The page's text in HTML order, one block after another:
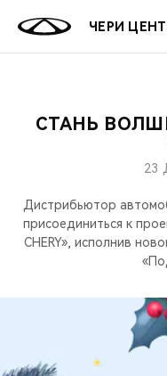
ЧЕРИ
КРОССОВЕРЫ
КРЕДИТ И СТРАХОВАНИЕ
ЗАПЧАСТИ И АКСЕССУАРЫ
О БРЕНДЕ
БЛАГОТВОРИТЕЛЬНОСТЬ
КРЕДИТ
О
МЫ В СОЦСЕТЯХ
СТАНЬ
23
Дистрибьютор
присоединиться к
CHERY», исполнив